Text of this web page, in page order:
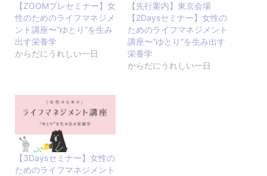
【ZOOMプレセミナー】女
性のためのライフマネジメ
ント講座〜“ゆとり”を生み
出す栄養学
からだにうれしい一日
【先行案内】東京会場
【2Daysセミナー】女性の
ためのライフマネジメント
講座〜“ゆとり”を生み出す
栄養学
からだにうれしい一日
【3Daysセミナー】女性の
ためのライフマネジメント